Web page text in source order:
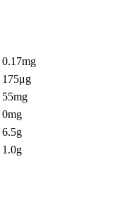
0.17mg
175μg
55mg
0mg
6.5g
1.0g